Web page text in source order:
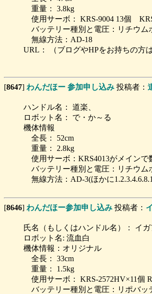
重量： 3.8kg
使用サーボ： KRS-9004 13個
バッテリー種別と電圧：リチウ
無線方法：AD-18
URL： （ブログやHPをお持ちの方
[8647] わんだほー 参加申し込み 投稿者：
ハンドル名： 道楽、
ロボット名： で・か～る
機体情報
全長： 52cm
重量： 2.8kg
使用サーボ：KRS4013がメイン
バッテリー種別と電圧：リチウム
無線方法：AD-3(ほかに
[8646] わんだほー参加申し込み 投稿者：
氏名（もしくはハンドル名）： イガ
ロボット名: 流血白
機体情報：オリジナル
全長： 33cm
重量： 1.5kg
使用サーボ： KRS-2572HV×11個
バッテリー種別と電圧：リポバッ